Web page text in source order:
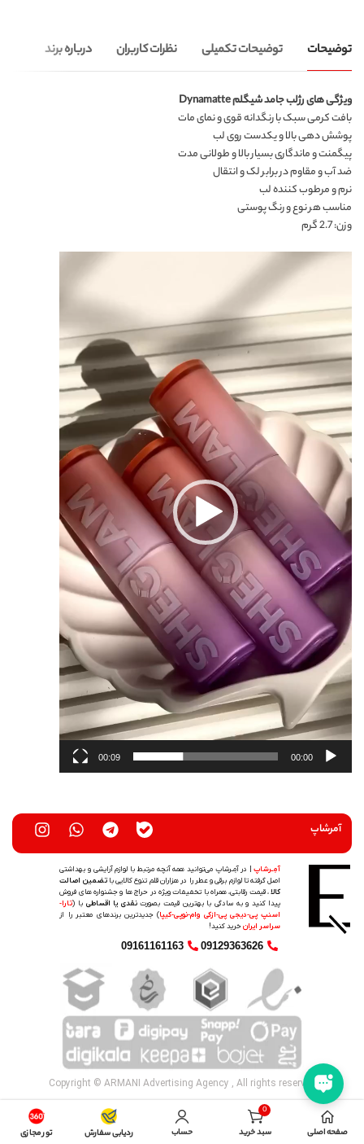
توضیحات توضیحات تکمیلی نظرات کاربران درباره برند
ویژگی های رژلب جامد شیگلم Dynamatte
بافت کرمی سبک با رنگدانه قوی و نمای مات
پوشش دهی بالا و یکدست روی لب
پیگمنت و ماندگاری بسیار بالا و طولانی مدت
ضد آب و مقاوم در برابر لک و انتقال
نرم و مرطوب کننده لب
مناسب هر نوع و رنگ پوستی
وزن: 2.7 گرم
نمایشگر
00:00
00:09
آمرشاپ
آمِـرشاپ| در آمِـرشاپ می‌توانید همه آنچه مرتبط با لوازم آرایشی و بهداشتی
اصل گرفته تا لوازم برقی و عطر را در هزاران قلم تنوع کالایی باتضمین اصالت
کالا، قیمت رقابتی، همراه با تخفیفات ویژه در حراج ها و جشنواره های فروش
پیدا کنید و به سادگی با بهترین قیمت بصورتنقدی یا اقساطی با (تارا-
اسنپ پی-دیجی پی-ازکی وام-نوپی-کیپا) جدیدترین‌ برندهای معتبر را از
سراسر ایرانخرید کنید!
09129363626
09161161163
Copyright © ARMANI Advertising Agency , All rights reserved​
صفحه اصلی
0
سبد خرید حساب ردیابی سفارش تور مجازی